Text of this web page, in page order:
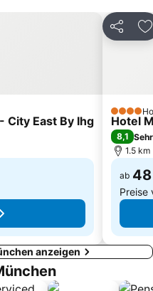
Freimann
Messestadt-Ost Metro Station
City East By Ihg
Teilen
4 Sterne
Hotel
8,1
1.5
ab
Preise
anzeigen